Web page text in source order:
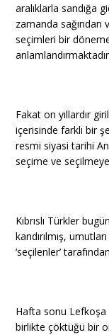
aralıklarla sandığa
zamanda
seçimleri bir
Fakat on yıllardır
içerisinde farklı bir
resmi siyasi tarihi
seçime ve
Kıbrıslı Türkler
kandırılmış,
‘seçilenler’
Hafta sonu Lefkoşa
birlikte çöktüğü bir